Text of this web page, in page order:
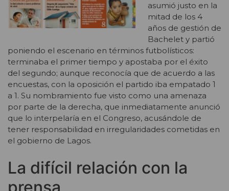
asumió justo en la
mitad de los 4
años de gestión de
Bachelet y partió
poniendo el escenario en términos futbolísticos:
terminaba el primer tiempo y apostaba por el éxito
del segundo; aunque reconocía que de acuerdo a las
encuestas, con la oposición el partido iba empatado 1
a 1. Su nombramiento fue visto como una amenaza
por parte de la derecha, que inmediatamente anunció
que lo interpelaría en el Congreso, acusándole de
tener responsabilidad en irregularidades cometidas en
el gobierno de Lagos.
La difícil relación con la
prensa